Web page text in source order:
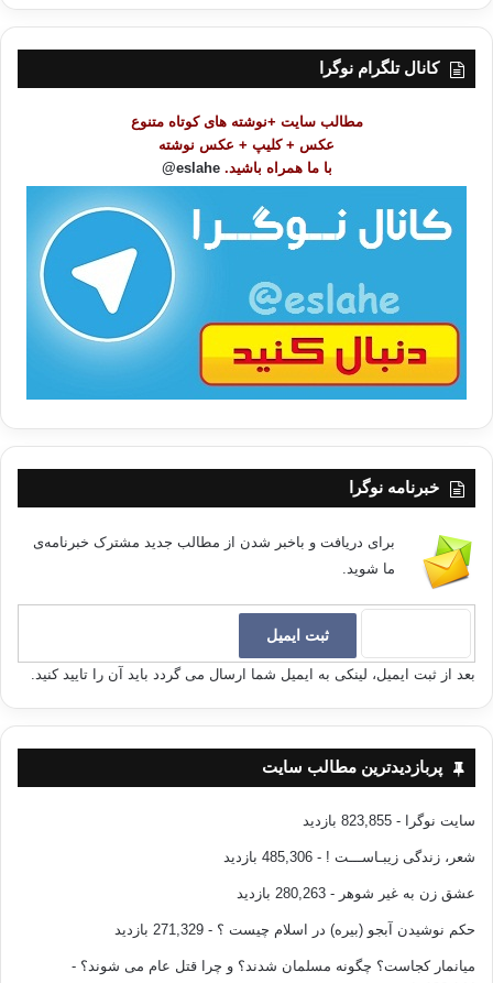
ر
کانال تلگرام نوگرا
مطالب سایت +نوشته های کوتاه متنوع
عکس + کلیپ + عکس نوشته
با ما همراه باشید. eslahe@
خبرنامه نوگرا
برای دریافت و باخبر شدن از مطالب جدید مشترک خبرنامه‌ی
ما شوید.
بعد از ثبت ایمیل، لینکی به ایمیل شما ارسال می گردد باید آن را تایید کنید.
پربازدیدترین مطالب سایت
سایت نوگرا - 823,855 بازدید
شعر، زندگی زیبـاســـت ! - 485,306 بازدید
عشق زن به غیر شوهر - 280,263 بازدید
حکم نوشیدن آبجو (بیره) در اسلام چیست ؟ - 271,329 بازدید
میانمار کجاست؟ چگونه مسلمان شدند؟ و چرا قتل عام می شوند؟ -